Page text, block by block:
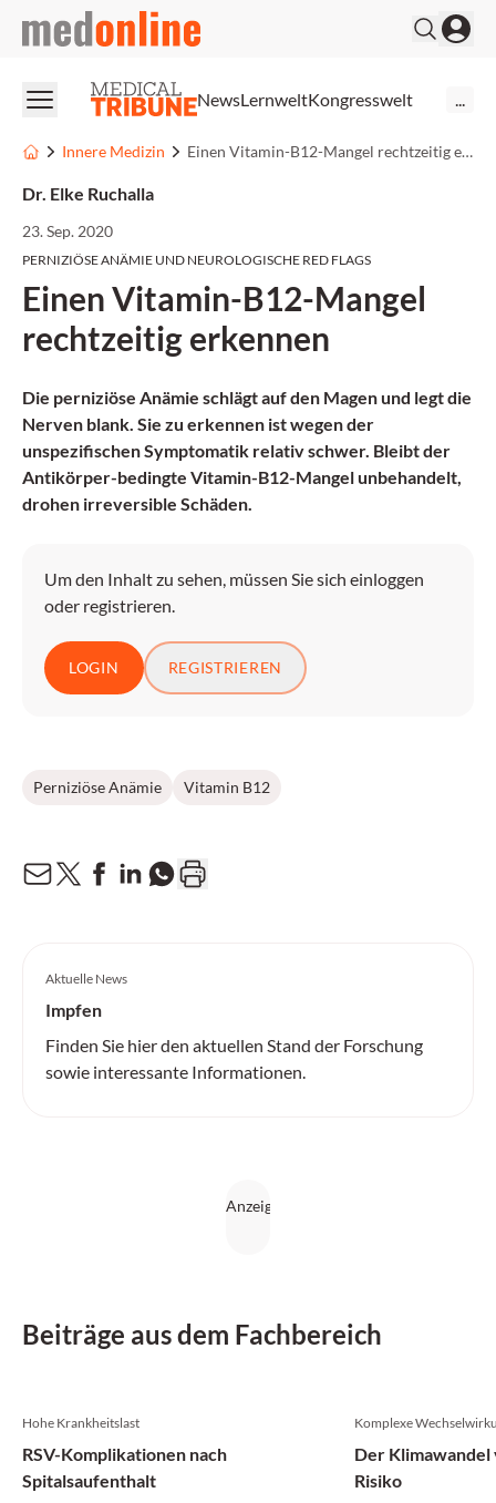
medonline
NewsLernweltKongresswelt
Innere Medizin Einen Vitamin-B12-Mangel rechtzeitig erkennen
Dr. Elke Ruchalla
23. Sep. 2020
PERNIZIÖSE ANÄMIE UND NEUROLOGISCHE RED FLAGS
Einen Vitamin-B12-Mangel
rechtzeitig erkennen
Die perniziöse Anämie schlägt auf den Magen und legt die
Nerven blank. Sie zu erkennen ist wegen der
unspezifischen Symptomatik relativ schwer. Bleibt der
Antikörper-bedingte Vitamin-B12-Mangel unbehandelt,
drohen irreversible Schäden.
Um den Inhalt zu sehen, müssen Sie sich einloggen
oder registrieren.
LOGIN REGISTRIEREN
Perniziöse Anämie Vitamin B12
Aktuelle News
Impfen
Finden Sie hier den aktuellen Stand der Forschung
sowie interessante Informationen.
Beiträge aus dem Fachbereich
Hohe Krankheitslast
RSV-Komplikationen nach
Spitalsaufenthalt
Komplexe
Der
Risiko